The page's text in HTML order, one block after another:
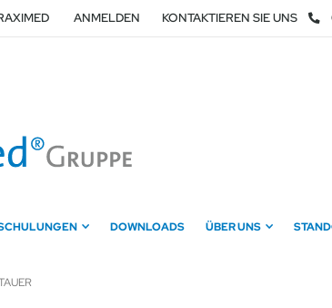
ANMELDEN KONTAKTIEREN SIE UNS
DOWNLOADS ÜBER UNS